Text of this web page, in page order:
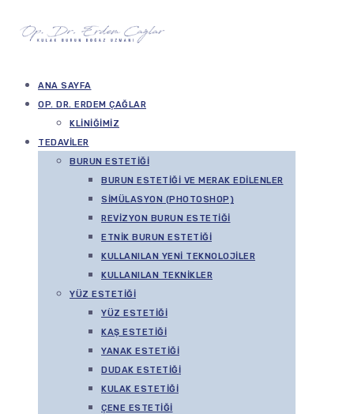
ANA SAYFA
OP. DR. ERDEM ÇAĞLAR
KLINIĞIMIZ
TEDAVILER
BURUN ESTETIĞI
BURUN ESTETIĞI VE MERAK EDILENLER
SIMÜLASYON (PHOTOSHOP)
REVIZYON BURUN ESTETIĞI
ETNIK BURUN ESTETIĞI
KULLANILAN YENI TEKNOLOJILER
KULLANILAN TEKNIKLER
YÜZ ESTETIĞI
YÜZ ESTETIĞI
KAŞ ESTETIĞI
YANAK ESTETIĞI
DUDAK ESTETIĞI
KULAK ESTETIĞI
ÇENE ESTETIĞI